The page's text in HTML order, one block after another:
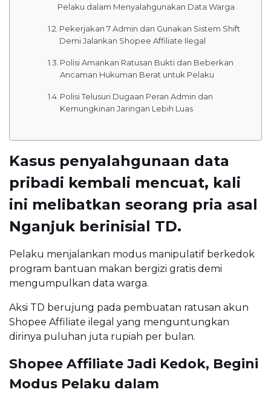
Pelaku dalam Menyalahgunakan Data Warga
Pekerjakan 7 Admin dan Gunakan Sistem Shift
Demi Jalankan Shopee Affiliate Ilegal
Polisi Amankan Ratusan Bukti dan Beberkan
Ancaman Hukuman Berat untuk Pelaku
Polisi Telusuri Dugaan Peran Admin dan
Kemungkinan Jaringan Lebih Luas
Kasus penyalahgunaan data
pribadi kembali mencuat, kali
ini melibatkan seorang pria asal
Nganjuk berinisial TD.
Pelaku menjalankan modus manipulatif berkedok
program bantuan makan bergizi gratis demi
mengumpulkan data warga.
Aksi TD berujung pada pembuatan ratusan akun
Shopee Affiliate ilegal yang menguntungkan
dirinya puluhan juta rupiah per bulan.
Shopee Affiliate Jadi Kedok, Begini
Modus Pelaku dalam